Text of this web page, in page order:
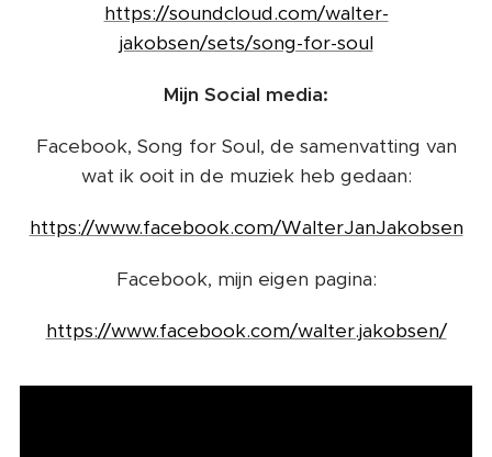
https://soundcloud.com/walter-
jakobsen/sets/song-for-soul
Mijn Social media:
Facebook, Song for Soul, de samenvatting van
wat ik ooit in de muziek heb gedaan:
https://www.facebook.com/WalterJanJakobsen
Facebook, mijn eigen pagina:
https://www.facebook.com/walter.jakobsen/